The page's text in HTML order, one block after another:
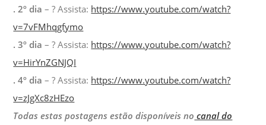
. 2º dia – ? Assista: https://www.youtube.com/watch?
v=7vFMhqgfymo
. 3º dia – ? Assista: https://www.youtube.com/watch?
v=HirYnZGNJQI
. 4º dia – ? Assista: https://www.youtube.com/watch?
v=zJgXc8zHEzo
Todas estas postagens estão disponíveis no canal do